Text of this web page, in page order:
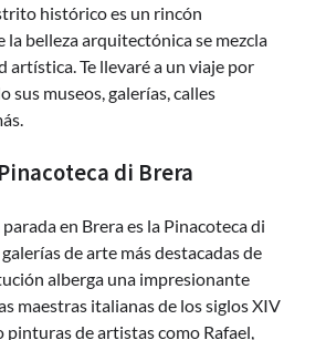
histórico es un rincón
la belleza arquitectónica se mezcla
artística. Te llevaré a un viaje por
sus museos, galerías, calles
di Brera
en Brera es la Pinacoteca di
de arte más destacadas de
alberga una impresionante
maestras italianas de los siglos XIV
pinturas de artistas como Rafael,